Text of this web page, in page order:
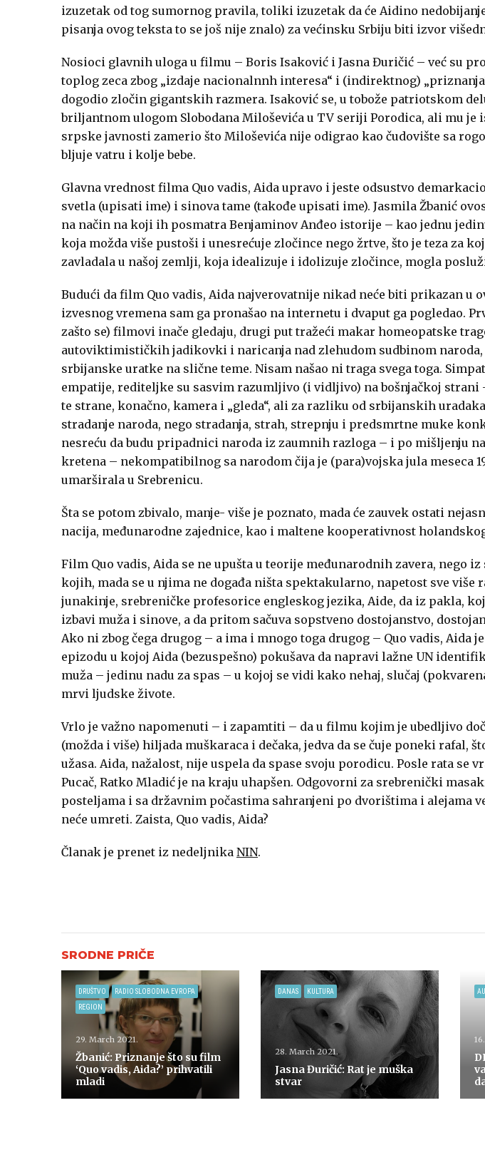
izuzetak od tog sumornog pravila, toliki izuzetak da će Aidino
pisanja ovog teksta to se još nije znalo) za većinsku Srbiju biti izvor
Nosioci glavnih uloga u filmu – Boris Isaković i Jasna Đuričić – već su
toplog zeca zbog „izdaje nacionalnnh interesa“ i (indirektnog)
dogodio zločin gigantskih razmera. Isaković se, u tobože patriotskom
briljantnom ulogom Slobodana Miloševića u TV seriji Porodica, ali mu je
srpske javnosti zamerio što Miloševića nije odigrao kao čudovište sa
bljuje vatru i kolje bebe.
Glavna vrednost filma Quo vadis, Aida upravo i jeste odsustvo
svetla (upisati ime) i sinova tame (takođe upisati ime). Jasmila Žbanić
na način na koji ih posmatra Benjaminov Anđeo istorije – kao jednu
koja možda više pustoši i unesrećuje zločince nego žrtve, što je teza za
zavladala u našoj zemlji, koja idealizuje i idolizuje zločince, mogla
Budući da film Quo vadis, Aida najverovatnije nikad neće biti prikazan u
izvesnog vremena sam ga pronašao na internetu i dvaput ga pogledao.
zašto se) filmovi inače gledaju, drugi put tražeći makar homeopatske
autoviktimističkih jadikovki i naricanja nad zlehudom sudbinom
srbijanske uratke na slične teme. Nisam našao ni traga svega toga.
empatije, rediteljke su sasvim razumljivo (i vidljivo) na bošnjačkoj strani
te strane, konačno, kamera i „gleda“, ali za razliku od srbijanskih
stradanje naroda, nego stradanja, strah, strepnju i predsmrtne muke
nesreću da budu pripadnici naroda iz zaumnih razloga – i po mišljenju
kretena – nekompatibilnog sa narodom čija je (para)vojska jula meseca
umarširala u Srebrenicu.
Šta se potom zbivalo, manje- više je poznato, mada će zauvek ostati
nacija, međunarodne zajednice, kao i maltene kooperativnost
Film Quo vadis, Aida se ne upušta u teorije međunarodnih zavera, nego
kojih, mada se u njima ne događa ništa spektakularno, napetost sve više
junakinje, srebreničke profesorice engleskog jezika, Aide, da iz pakla,
izbavi muža i sinove, a da pritom sačuva sopstveno dostojanstvo,
Ako ni zbog čega drugog – a ima i mnogo toga drugog – Quo vadis, Aida
epizodu u kojoj Aida (bezuspešno) pokušava da napravi lažne UN
muža – jedinu nadu za spas – u kojoj se vidi kako nehaj, slučaj
mrvi ljudske živote.
Vrlo je važno napomenuti – i zapamtiti – da u filmu kojim je ubedljivo
(možda i više) hiljada muškaraca i dečaka, jedva da se čuje poneki rafal,
užasa. Aida, nažalost, nije uspela da spase svoju porodicu. Posle rata se
Pucač, Ratko Mladić je na kraju uhapšen. Odgovorni za srebrenički
posteljama i sa državnim počastima sahranjeni po dvorištima i alejama
neće umreti. Zaista, Quo vadis, Aida?
Članak je prenet iz nedeljnika NIN.
DRUŠTVO RADIO SLOBODNA EVROPA
REGION
29. March 2021.
Žbanić: Priznanje što su film
‘Quo vadis, Aida?’ prihvatili
mladi
DANAS KULTURA
28. March 2021.
Jasna Đuričić: Rat je muška
stvar